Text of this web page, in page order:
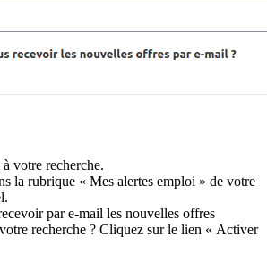
votre recherche.
la rubrique « Mes alertes emploi » de votre
par e-mail les nouvelles offres
recherche ? Cliquez sur le lien « Activer